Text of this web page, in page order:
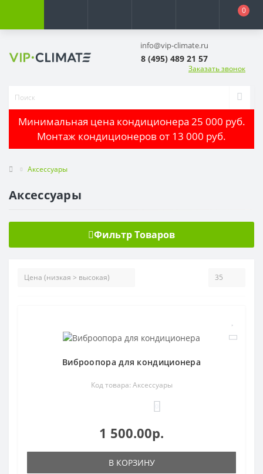
0
info@vip-climate.ru
8 (495) 489 21 57
Заказать звонок
Минимальная цена кондиционера 25 000 руб.
Монтаж кондиционеров от 13 000 руб.
Аксессуары
Аксессуары
Фильтр Товаров
Виброопора для кондиционера
Код товара: Аксессуары
1 500.00р.
В КОРЗИНУ